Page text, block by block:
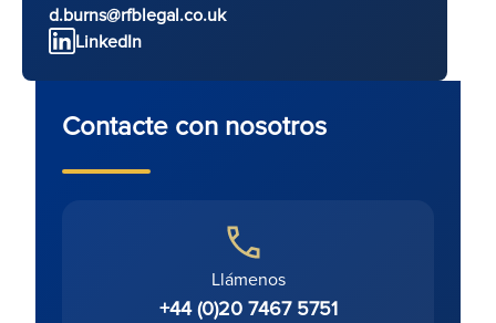
d.burns@rfblegal.co.uk
LinkedIn
Contacte con nosotros
Llámenos
+44 (0)20 7467 5751